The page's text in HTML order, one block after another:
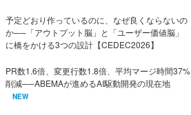
予定どおり作っているのに、なぜ良くならないの
か──「アウトプット脳」と「ユーザー価値脳」
に橋をかける3つの設計【CEDEC2026】
PR数1.6倍、変更行数1.8倍、平均マージ時間37%
削減──ABEMAが進めるAI駆動開発の現在地
NEW